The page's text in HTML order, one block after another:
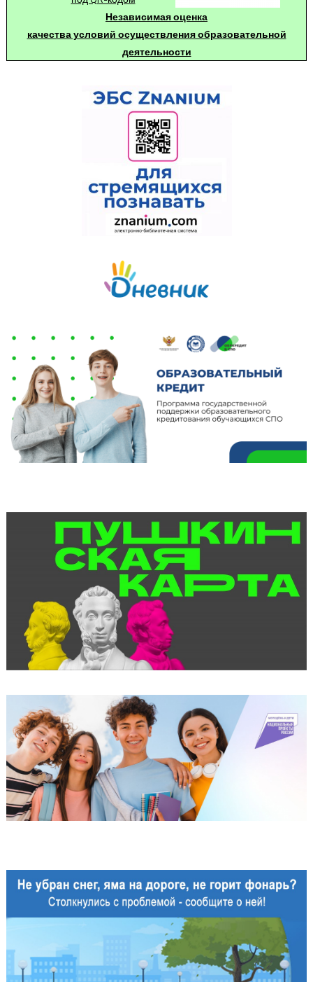
Независимая оценка
качества условий осуществления образовательной
деятельности